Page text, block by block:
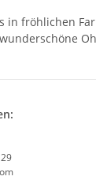
in fröhlichen